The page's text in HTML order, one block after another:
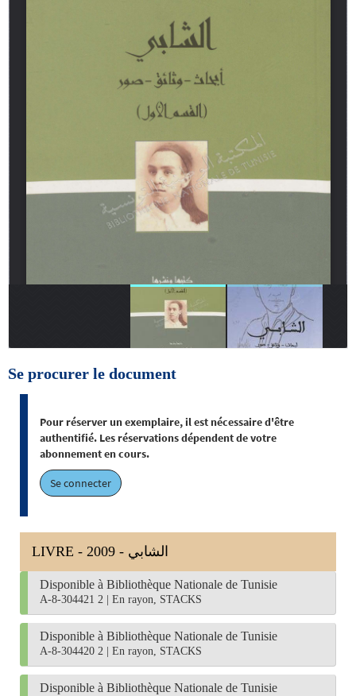
Se procurer le document
Pour réserver un exemplaire, il est nécessaire d'être
authentifié. Les réservations dépendent de votre
abonnement en cours.
Se connecter
LIVRE - 2009 - الشابي
Disponible à Bibliothèque Nationale de Tunisie
A-8-304421 2 En rayon, STACKS
Disponible à Bibliothèque Nationale de Tunisie
A-8-304420 2 En rayon, STACKS
Disponible à Bibliothèque Nationale de Tunisie